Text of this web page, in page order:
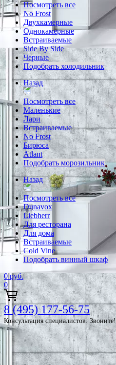
Посмотреть все
No Frost
Двухкамерные
Однокамерные
Встраиваемые
Side By Side
Черные
Подобрать холодильник
Назад
Посмотреть все
Маленькие
Лари
Встраиваемые
No Frost
Бирюса
Atlant
Подобрать морозильник
Назад
Посмотреть все
Dunavox
Liebherr
Для ресторана
Для дома
Встраиваемые
Cold Vine
Подобрать винный шкаф
0 руб.
0
8 (495) 177-56-75
Консультация специалистов. Звоните!